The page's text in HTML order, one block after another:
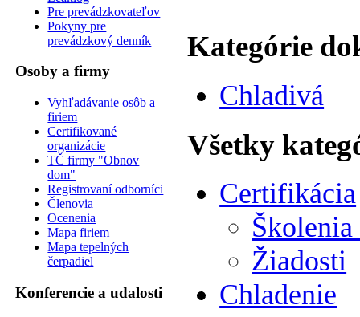
Pre prevádzkovateľov
Pokyny pre
prevádzkový denník
Osoby a firmy
Vyhľadávanie osôb a
firiem
Certifikované
organizácie
TČ firmy "Obnov
dom"
Registrovaní odborníci
Členovia
Ocenenia
Mapa firiem
Mapa tepelných
čerpadiel
Konferencie a udalosti
Kategórie
Chladivá
Všetky
Certifikácia
Žiadosti
Chladenie